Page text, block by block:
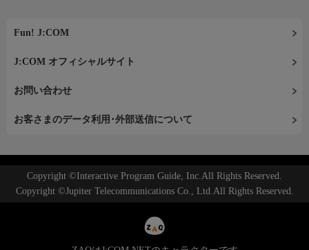
Fun! J:COM
J:COM オフィシャルサイト
お問い合わせ
お客さまのデータ利用･外部送信について
Copyright ©Interactive Program Guide, Inc.All Rights Reserved.
Copyright ©Jupiter Telecommunications Co., Ltd.All Rights Reserved.